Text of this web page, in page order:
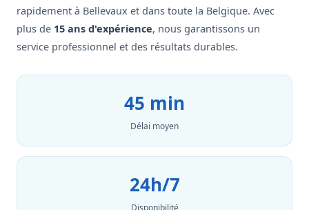
rapidement à Bellevaux et dans toute la Belgique. Avec
plus de 15 ans d'expérience, nous garantissons un
service professionnel et des résultats durables.
45 min
Délai moyen
24h/7
Disponibilité